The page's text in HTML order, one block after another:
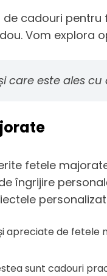
cadouri
Vom explora
care este ales
fetele
îngrijire
apreciate de
sunt cadouri